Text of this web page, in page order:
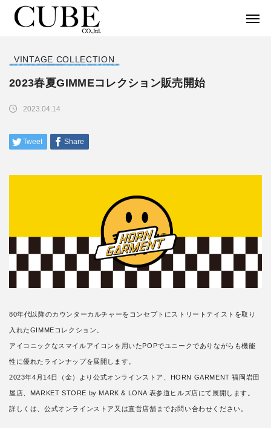
VINTAGE COLLECTION
2023春夏GIMMEコレクション販売開始
2023.04.14
80年代以降のカウンターカルチャーをコンセプトにストリートテイストを取り
入れたGIMMEコレクション。
アイコニックなスマイルアイコンを用いたPOPでユニークでありながらも機能
性に優れたラインナップを展開します。
2023年4月14日（金）より公式オンラインストア、HORN GARMENT 福岡岩田
屋店、MARKET STORE by MARK & LONA 表参道ヒルズ店にて展開します。
詳しくは、公式オンラインストア又は直営店舗までお問い合わせください。